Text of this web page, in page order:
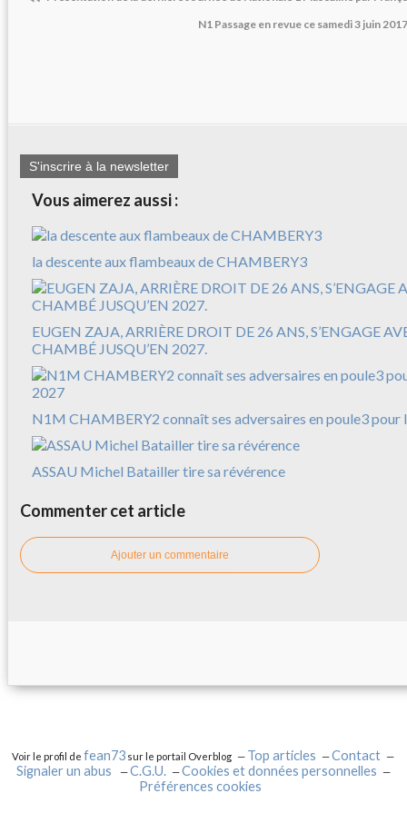
N1 Passage en revue ce samedi 3 juin
S'inscrire à la newsletter
Vous aimerez aussi :
la descente aux flambeaux de CHAMBERY3
EUGEN ZAJA, ARRIÈRE DROIT DE 26 ANS, S’ENGAGE
CHAMBÉ JUSQU’EN 2027.
N1M CHAMBERY2 connaît ses adversaires en poule3 pour
ASSAU Michel Batailler tire sa révérence
Commenter cet article
Ajouter un commentaire
Voir le profil defean73 sur le portail Overblog Top articles
Contact
Signaler un abus
C.G.U.
Cookies et données personnelles
Préférences cookies